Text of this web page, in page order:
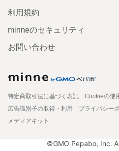
利用規約
minneのセキュリティ
お問い合わせ
特定商取引法に基づく表記
Cookieの使
広告識別子の取得・利用
プライバシー
メディアキット
©GMO Pepabo, Inc.